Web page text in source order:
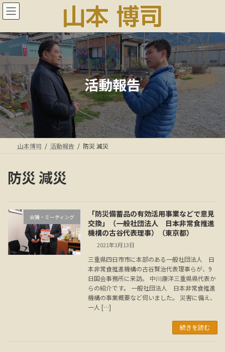
コ
ン
ン
ツ
へ
ス
キ
ッ
プ
ナ
ビ
ー
シ
ョ
ン
に
移
動
活動報告
山本博司 活動報告 防災 減災
防災 減災
会議・ミーティング
「防災備蓄品の有効活用事業などで意見
交換」（一般社団法人 日本非常食推進
機構の古谷代表理事）（東京都）
2021年3月13日
三重県四日市市に本部のある一般社団法人 日
本非常食推進機構の古谷賢治代表理事らが、9
日国会事務所に来訪。 中川康洋三重県県代表か
らの紹介です。 一般社団法人 日本非常食推進
機構の事業概要など伺いました。 災害に備え、
一人 […]
続きを読む